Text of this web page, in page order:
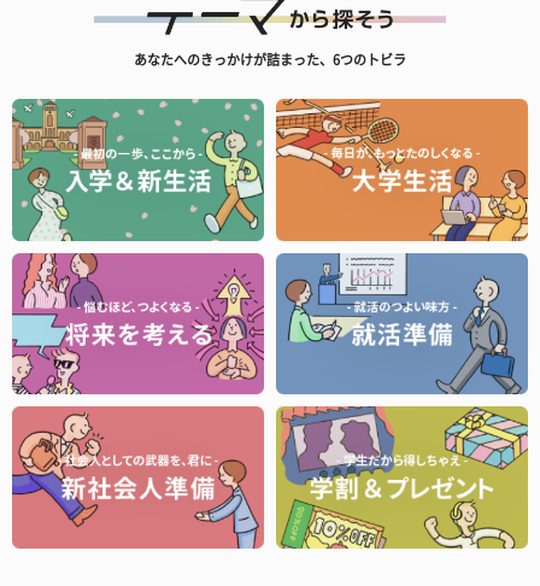
あなたへのきっかけが詰まった、6つのトビラ